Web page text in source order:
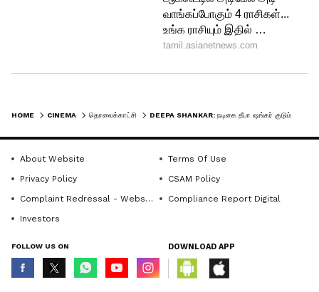
HOME CINEMA தொலைக்காட்சி
About Website
Terms Of Use
Privacy Policy
CSAM Policy
Complaint Redressal - Website
Compliance Report Digital
Investors
FOLLOW US ON DOWNLOAD APP